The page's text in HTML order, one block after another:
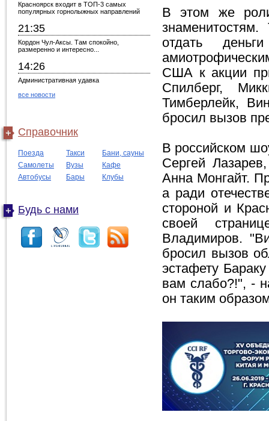
Красноярск входит в ТОП-3 самых
популярных горнолыжных направлений
21:35
Кордон Чул-Аксы. Там спокойно,
размеренно и интересно...
14:26
Административная удавка
все новости
Справочник
Поезда Такси
Бани, сауны
Самолеты
Вузы
Кафе
Автобусы
Бары Клубы
Будь с нами
В этом же
отдать
США к акции
Спилберг,
Тимберлейк,
бросил вызов
В российском
Сергей
Анна Монгайт.
а ради
стороной и
своей
Владимиров.
бросил вызов
эстафету
вам слабо?!", -
он таким